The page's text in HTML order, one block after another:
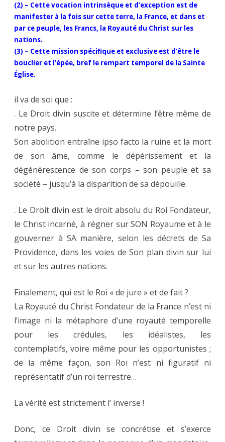
(2) – Cette vocation intrinsèque et d’exception est de
manifester à la fois sur cette terre, la France, et dans et
par ce peuple, les Francs, la Royauté du Christ sur les
nations.
(3) – Cette mission spécifique et exclusive est d’être le
bouclier et l’épée, bref le rempart temporel de la Sainte
Église.
il va de soi que :
. Le Droit divin suscite et détermine l’être même de
notre pays.
Son abolition entraîne ipso facto la ruine et la mort
de son âme, comme le dépérissement et la
dégénérescence de son corps – son peuple et sa
société – jusqu’à la disparition de sa dépouille.
. Le Droit divin est le droit absolu du Roi Fondateur,
le Christ incarné, à régner sur SON Royaume et à le
gouverner à SA manière, selon les décrets de Sa
Providence, dans les voies de Son plan divin sur lui
et sur les autres nations.
Finalement, qui est le Roi « de jure » et de fait ?
La Royauté du Christ Fondateur de la France n’est ni
l’image ni la métaphore d’une royauté temporelle
pour les crédules, les idéalistes, les
contemplatifs, voire même pour les opportunistes ;
de la même façon, son Roi n’est ni figuratif ni
représentatif d’un roi terrestre…
La vérité est strictement l’ inverse !
Donc, ce Droit divin se concrétise et s’exerce